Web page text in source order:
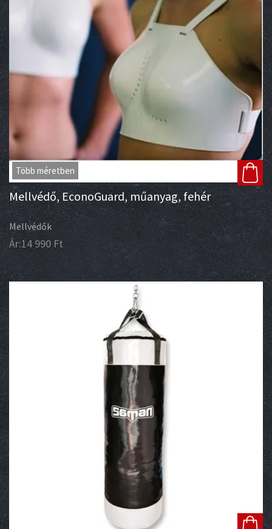
Több méretben
Mellvédő, EconoGuard, műanyag, fehér
Mellvédők
Ár:14 990Ft